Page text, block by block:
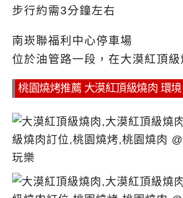
步行約需3分鐘左右
南崁聯福利中心停車場
位於油管路一段，在大漠紅頂級
桃園燒烤推薦 大漠紅頂級燒肉 環境